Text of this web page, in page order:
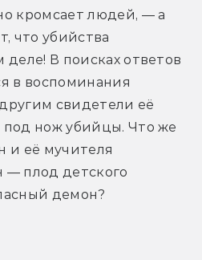
кромсает людей, — а
что убийства
В поисках ответов
в воспоминания
свидетели её
нож убийцы. Что же
и её мучителя
— плод детского
демон?